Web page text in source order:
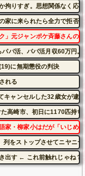
拘りすぎ。思想関係なく応
家に来られたら全力で拒否
」元ジャンポケ斉藤さんの
パパ活、パパ活月収60万円。
に無期懲役の判決
れる
キャンセルした32歳女が逮捕
高崎市、初日に1170匹持ち
家・柳家小はだが「いじめ
をストップさせてニヤニ
出す ← これ前触れじゃね？